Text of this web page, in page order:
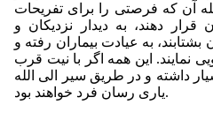
آن که فرصتی را برای تفریحات
قرار دهند، به دیدار نزدیکان و
بشتابند، به عیادت بیماران رفته و
نمایند. این همه اگر با نیت قرب
داشته و در طریق سیر الی الله
یاری رسان فرد خواهند بود.